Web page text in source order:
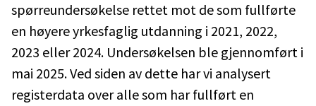
spørreundersøkelse rettet mot de som fullførte
en høyere yrkesfaglig utdanning i 2021, 2022,
2023 eller 2024. Undersøkelsen ble gjennomført i
mai 2025. Ved siden av dette har vi analysert
registerdata over alle som har fullført en